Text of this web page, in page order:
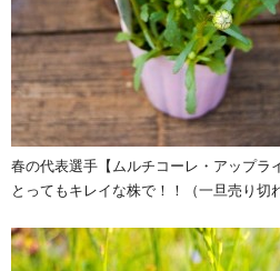
春の代表選手【ムルチコーレ・アップラ
とってもキレイな株で！！（一旦売り切